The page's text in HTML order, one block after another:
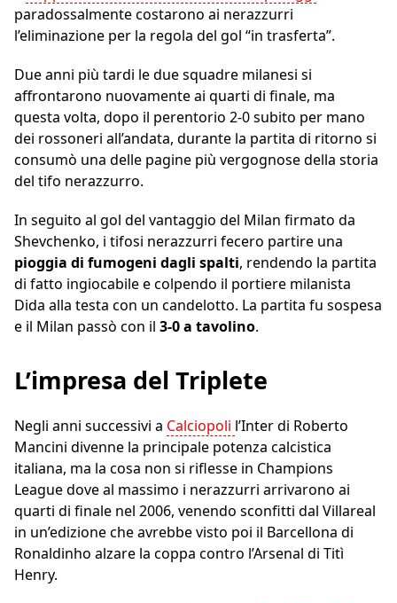
paradossalmente costarono ai nerazzurri
l’eliminazione per la regola del gol “in trasferta”.
Due anni più tardi le due squadre milanesi si
affrontarono nuovamente ai quarti di finale, ma
questa volta, dopo il perentorio 2-0 subito per mano
dei rossoneri all’andata, durante la partita di ritorno si
consumò una delle pagine più vergognose della storia
del tifo nerazzurro.
In seguito al gol del vantaggio del Milan firmato da
Shevchenko, i tifosi nerazzurri fecero partire una
pioggia di fumogeni dagli spalti, rendendo la partita
di fatto ingiocabile e colpendo il portiere milanista
Dida alla testa con un candelotto. La partita fu sospesa
e il Milan passò con il 3-0 a tavolino.
L’impresa del Triplete
Negli anni successivi a Calciopoli l’Inter di Roberto
Mancini divenne la principale potenza calcistica
italiana, ma la cosa non si riflesse in Champions
League dove al massimo i nerazzurri arrivarono ai
quarti di finale nel 2006, venendo sconfitti dal Villareal
in un’edizione che avrebbe visto poi il Barcellona di
Ronaldinho alzare la coppa contro l’Arsenal di Titì
Henry.